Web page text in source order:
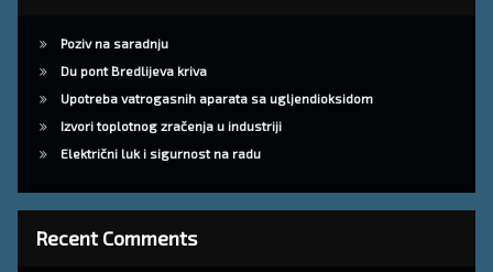
Poziv na saradnju
Du pont Bredlijeva kriva
Upotreba vatrogasnih aparata sa ugljendioksidom
Izvori toplotnog zračenja u industriji
Električni luk i sigurnost na radu
Recent Comments